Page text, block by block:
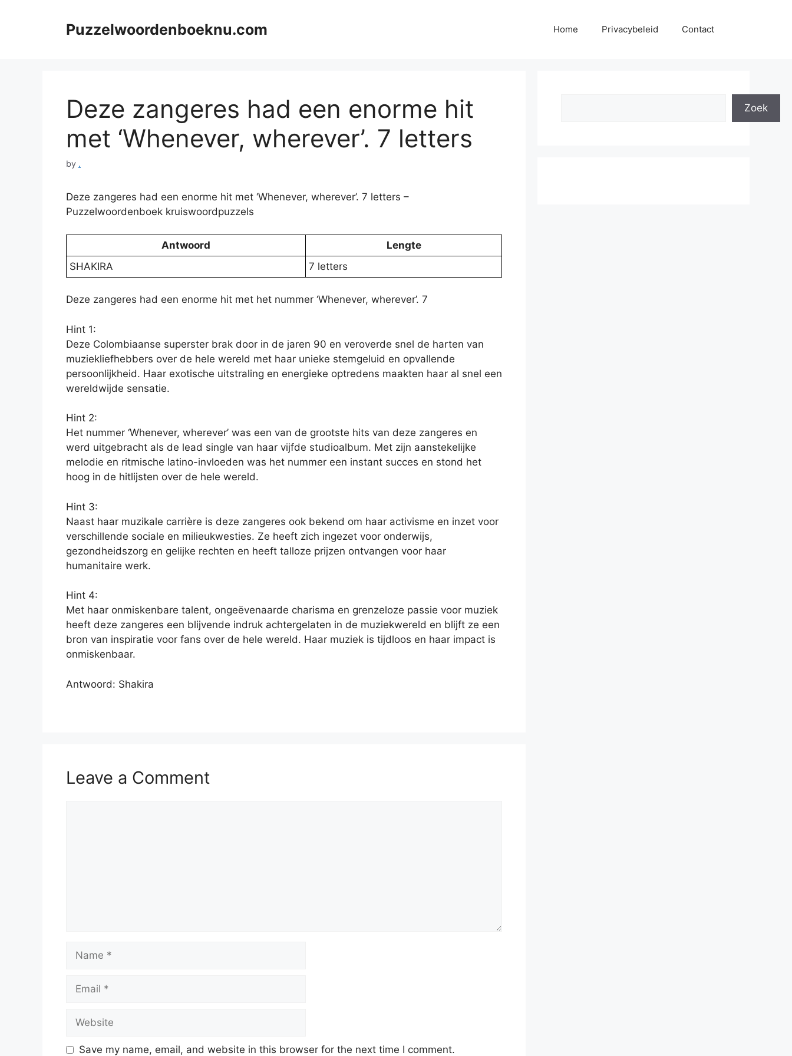
Puzzelwoordenboeknu.com Home Privacybeleid Contact
Deze zangeres had een enorme hit
met ‘Whenever, wherever’. 7 letters
by .
Deze zangeres had een enorme hit met ‘Whenever, wherever’. 7 letters –
Puzzelwoordenboek kruiswoordpuzzels
Antwoord
Lengte
SHAKIRA
7 letters
Deze zangeres had een enorme hit met het nummer ‘Whenever, wherever’. 7
Hint 1:
Deze Colombiaanse superster brak door in de jaren 90 en veroverde snel de harten van
muziekliefhebbers over de hele wereld met haar unieke stemgeluid en opvallende
persoonlijkheid. Haar exotische uitstraling en energieke optredens maakten haar al snel een
wereldwijde sensatie.
Hint 2:
Het nummer ‘Whenever, wherever’ was een van de grootste hits van deze zangeres en
werd uitgebracht als de lead single van haar vijfde studioalbum. Met zijn aanstekelijke
melodie en ritmische latino-invloeden was het nummer een instant succes en stond het
hoog in de hitlijsten over de hele wereld.
Hint 3:
Naast haar muzikale carrière is deze zangeres ook bekend om haar activisme en inzet voor
verschillende sociale en milieukwesties. Ze heeft zich ingezet voor onderwijs,
gezondheidszorg en gelijke rechten en heeft talloze prijzen ontvangen voor haar
humanitaire werk.
Hint 4:
Met haar onmiskenbare talent, ongeëvenaarde charisma en grenzeloze passie voor muziek
heeft deze zangeres een blijvende indruk achtergelaten in de muziekwereld en blijft ze een
bron van inspiratie voor fans over de hele wereld. Haar muziek is tijdloos en haar impact is
onmiskenbaar.
Antwoord: Shakira
Leave a Comment
Save my name, email, and website in this browser for the next time I comment.
Zoek